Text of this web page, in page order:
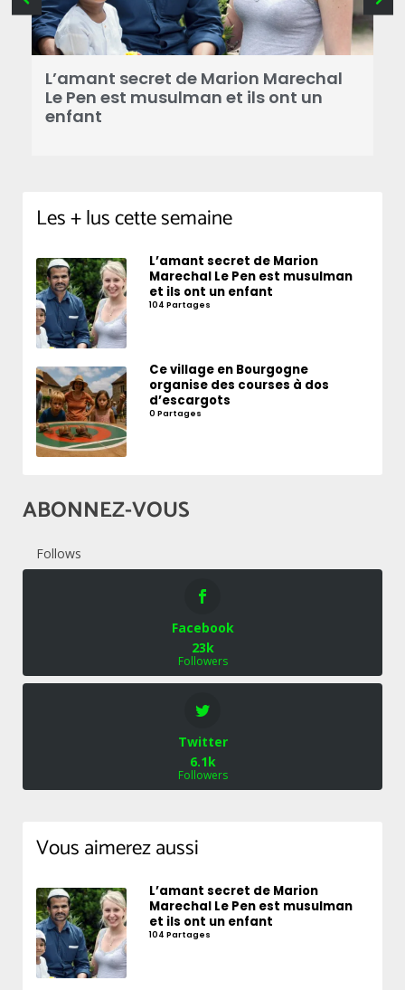
L’amant secret de Marion Marechal
Le Pen est musulman et ils ont un
enfant
Les + lus cette semaine
L’amant secret de Marion
Marechal Le Pen est musulman
et ils ont un enfant
104 Partages
Ce village en Bourgogne
organise des courses à dos
d’escargots
0 Partages
ABONNEZ-VOUS
Follows
Facebook
23k
Followers
Twitter
6.1k
Followers
Vous aimerez aussi
L’amant secret de Marion
Marechal Le Pen est musulman
et ils ont un enfant
104 Partages